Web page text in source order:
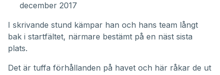
december 2017
I skrivande stund kämpar han och hans team långt
bak i startfältet, närmare bestämt på en näst sista
plats.
Det är tuffa förhållanden på havet och här råkar de ut